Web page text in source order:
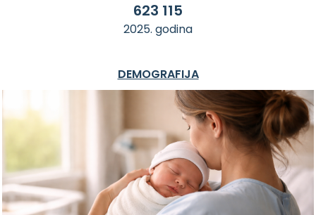
623 115
2025. godina
DEMOGRAFIJA